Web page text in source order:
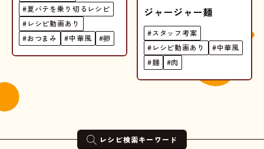
#夏バテを乗り切るレシピ
#レシピ動画あり
#おつまみ
#中華風 #卵
ジャージャー麺
#スタッフ考案
#レシピ動画あり
#中華風
#麺
#肉
レシピ検索キーワード